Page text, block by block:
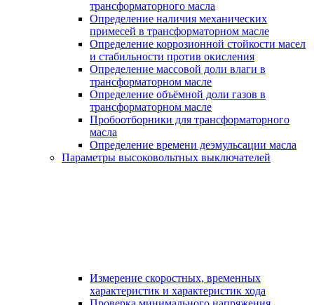
трансформаторного масла
Определение наличия механических
примесей в трансформаторном масле
Определение коррозионной стойкости масел
и стабильности против окисления
Определение массовой доли влаги в
трансформаторном масле
Определение объёмной доли газов в
трансформаторном масле
Пробоотборники для трансформаторного
масла
Определение времени деэмульсации масла
Параметры высоковольтных выключателей
Измерение скоростных, временных
характеристик и характеристик хода